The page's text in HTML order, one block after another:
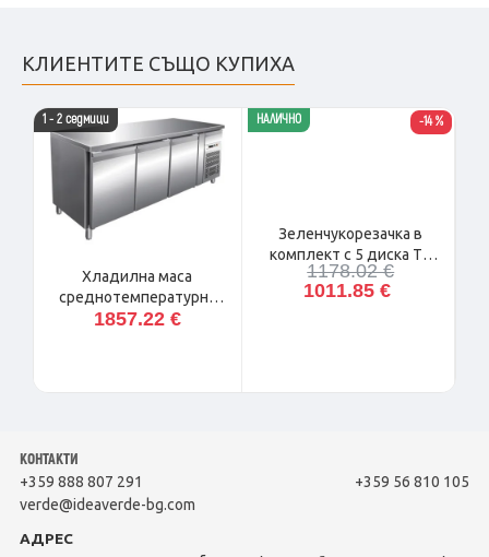
КЛИЕНТИТЕ СЪЩО КУПИХА
1 - 2 седмици
Хладилна маса
среднотемпературна
(-2°С, +8°С), SNACK
1857.22 €
-14 %
НАЛИЧНО
Зеленчукорезачка в
комплект с 5 диска TV
3000
1011.85 €
1178.02 €
КОНТАКТИ
+359 888 807 291
+359 56 810 105
verde@ideaverde-bg.com
АДРЕС